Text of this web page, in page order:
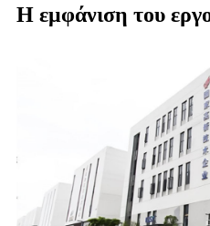
Η εμφάνιση του